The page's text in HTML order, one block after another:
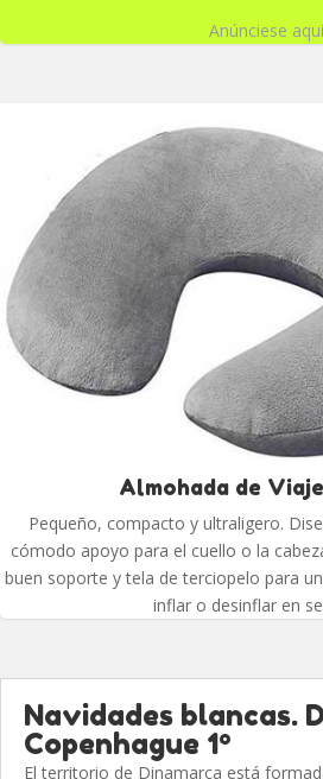
Anúnciese aquí
Almohada de
Pequeño, compacto y ultraligero.
cómodo apoyo para el cuello o la
buen soporte y tela de terciopelo para
inflar o desinflar en
Navidades blancas.
Copenhague 1º
El territorio de Dinamarca está